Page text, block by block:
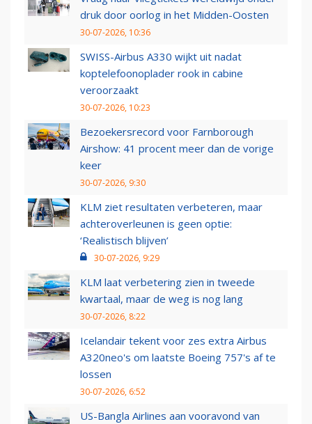
druk door oorlog in het Midden-Oosten
30-07-2026, 10:36
SWISS-Airbus A330 wijkt uit nadat
koptelefoonoplader rook in cabine
veroorzaakt
30-07-2026, 10:23
Bezoekersrecord voor Farnborough
Airshow: 41 procent meer dan de vorige
keer
30-07-2026, 9:30
KLM ziet resultaten verbeteren, maar
achteroverleunen is geen optie:
‘Realistisch blijven’
30-07-2026, 9:29
KLM laat verbetering zien in tweede
kwartaal, maar de weg is nog lang
30-07-2026, 8:22
Icelandair tekent voor zes extra Airbus
A320neo's om laatste Boeing 757's af te
lossen
30-07-2026, 6:52
US-Bangla Airlines aan vooravond van